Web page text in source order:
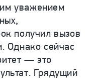
уважением
получил вызов
Однако сейчас
— это
Грядущий